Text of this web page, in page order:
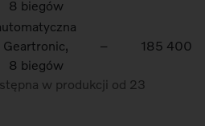
8 biegów
Geartronic,
8 biegów
– 185 400
w produkcji od 23